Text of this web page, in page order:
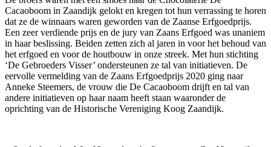
Cacaoboom in Zaandijk gelokt en kregen tot hun verrassing te horen
dat ze de winnaars waren geworden van de Zaanse Erfgoedprijs.
Een zeer verdiende prijs en de jury van Zaans Erfgoed was unaniem
in haar beslissing. Beiden zetten zich al jaren in voor het behoud van
het erfgoed en voor de houtbouw in onze streek. Met hun stichting
‘De Gebroeders Visser’ ondersteunen ze tal van initiatieven. De
eervolle vermelding van de Zaans Erfgoedprijs 2020 ging naar
Anneke Steemers, de vrouw die De Cacaoboom drijft en tal van
andere initiatieven op haar naam heeft staan waaronder de
oprichting van de Historische Vereniging Koog Zaandijk.